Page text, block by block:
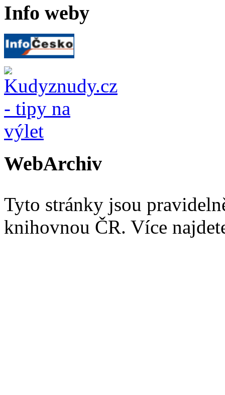
Info weby
WebArchiv
Tyto stránky jsou
knihovnou ČR. Více